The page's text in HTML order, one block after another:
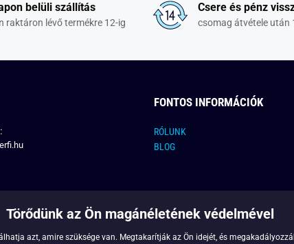
belüli szállítás
raktáron lévő termékre 12-ig
Csere és pénz
csomag átvétele után
FONTOS INFORMÁCIÓK
RÓLUNK
BLOG
Törődünk az Ön magánéletének védelmével
azt, amire szüksége van. Megtakarítják az Ön idejét, és